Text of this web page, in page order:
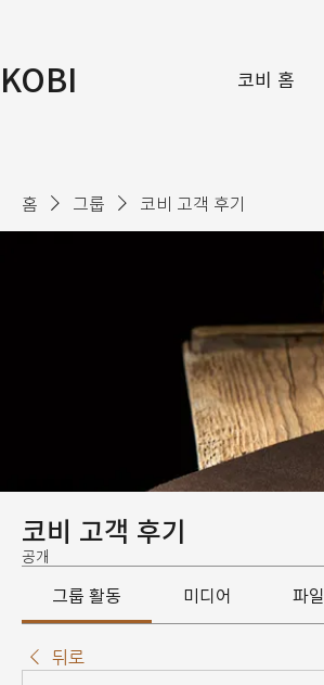
KOBI 코비 홈
홈 그룹 코비 고객 후기
코비 고객 후기
공개
그룹 활동 미디어 파일
뒤로